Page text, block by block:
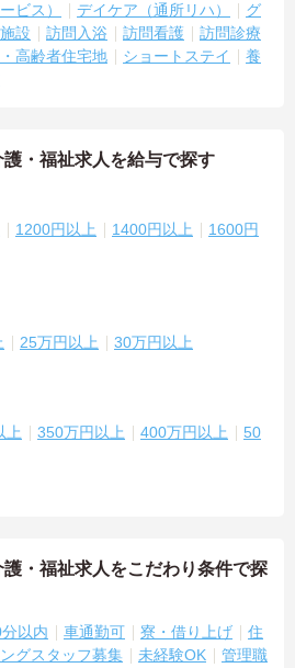
ビス） デイケア（通所リハ）
グ
設 訪問入浴 訪問看護
訪問診療
高齢者住宅地 ショートステイ
養
・福祉求人を給与で探す
1200円以上 1400円以上
1600円
25万円以上 30万円以上
上 350万円以上 400万円以上
50
・福祉求人をこだわり条件で探
以内 車通勤可 寮・借り上げ
住
グスタッフ募集 未経験OK
管理職